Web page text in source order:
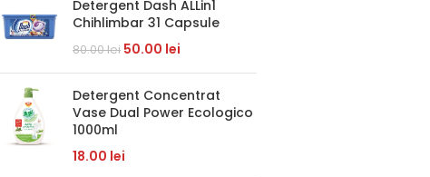
Detergent Dash ALLin1
Chihlimbar 31 Capsule
80.00lei 50.00 lei
Detergent Concentrat
Vase Dual Power Ecologico
1000ml
18.00 lei